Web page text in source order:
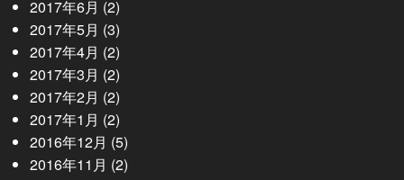
2017年6月 (2)
2017年5月 (3)
2017年4月 (2)
2017年3月 (2)
2017年2月 (2)
2017年1月 (2)
2016年12月 (5)
2016年11月 (2)